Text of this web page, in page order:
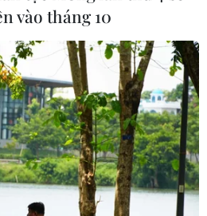
Quy định sử dụng
Hỗ trợ
TTXVN
Quảng cáo
vào tháng 10